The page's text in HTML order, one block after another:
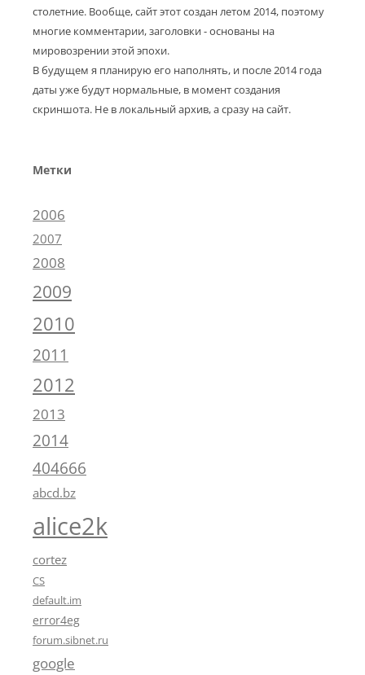
столетние. Вообще, сайт этот создан летом 2014, поэтому
многие комментарии, заголовки - основаны на
мировозрении этой эпохи.
В будущем я планирую его наполнять, и после 2014 года
даты уже будут нормальные, в момент создания
скриншота. Не в локальный архив, а сразу на сайт.
Метки
2006
2007
2008
2009
2010
2011
2012
2013
2014
404666
abcd.bz
alice2k
cortez
CS
default.im
error4eg
forum.sibnet.ru
google